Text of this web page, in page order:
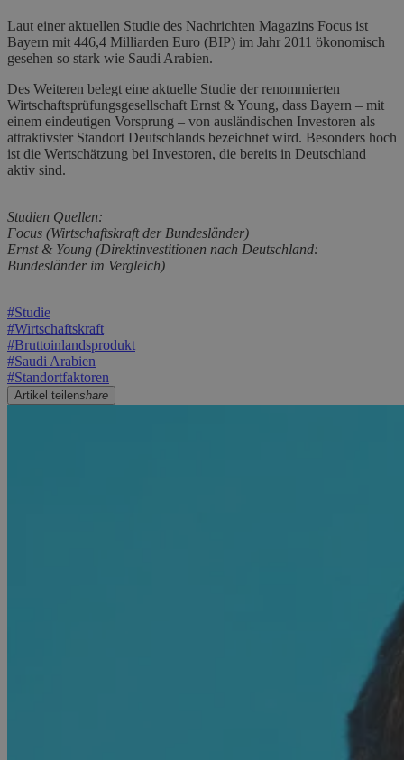
Laut einer aktuellen Studie des Nachrichten Magazins Focus ist
Bayern mit 446,4 Milliarden Euro (BIP) im Jahr 2011 ökonomisch
gesehen so stark wie Saudi Arabien.
Des Weiteren belegt eine aktuelle Studie der renommierten
Wirtschaftsprüfungsgesellschaft Ernst & Young, dass Bayern – mit
einem eindeutigen Vorsprung – von ausländischen Investoren als
attraktivster Standort Deutschlands bezeichnet wird. Besonders hoch
ist die Wertschätzung bei Investoren, die bereits in Deutschland
aktiv sind.
Studien Quellen:
Focus (Wirtschaftskraft der Bundesländer)
Ernst & Young (Direktinvestitionen nach Deutschland:
Bundesländer im Vergleich)
#Studie
#Wirtschaftskraft
#Bruttoinlandsprodukt
#Saudi Arabien
#Standortfaktoren
Artikel teilenshare